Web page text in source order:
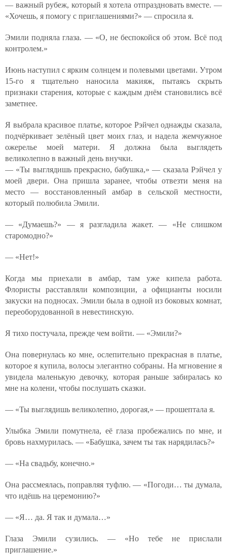
— важный рубеж, который я хотела отпраздновать вместе. —
«Хочешь, я помогу с приглашениями?» — спросила я.
Эмили подняла глаза. — «О, не беспокойся об этом. Всё под
контролем.»
Июнь наступил с ярким солнцем и полевыми цветами. Утром
15-го я тщательно наносила макияж, пытаясь скрыть
признаки старения, которые с каждым днём становились всё
заметнее.
Я выбрала красивое платье, которое Рэйчел однажды сказала,
подчёркивает зелёный цвет моих глаз, и надела жемчужное
ожерелье моей матери. Я должна была выглядеть
великолепно в важный день внучки.
— «Ты выглядишь прекрасно, бабушка,» — сказала Рэйчел у
моей двери. Она пришла заранее, чтобы отвезти меня на
место — восстановленный амбар в сельской местности,
который полюбила Эмили.
— «Думаешь?» — я разгладила жакет. — «Не слишком
старомодно?»
— «Нет!»
Когда мы приехали в амбар, там уже кипела работа.
Флористы расставляли композиции, а официанты носили
закуски на подносах. Эмили была в одной из боковых комнат,
переоборудованной в невестинскую.
Я тихо постучала, прежде чем войти. — «Эмили?»
Она повернулась ко мне, ослепительно прекрасная в платье,
которое я купила, волосы элегантно собраны. На мгновение я
увидела маленькую девочку, которая раньше забиралась ко
мне на колени, чтобы послушать сказки.
— «Ты выглядишь великолепно, дорогая,» — прошептала я.
Улыбка Эмили помутнела, её глаза пробежались по мне, и
бровь нахмурилась. — «Бабушка, зачем ты так нарядилась?»
— «На свадьбу, конечно.»
Она рассмеялась, поправляя туфлю. — «Погоди… ты думала,
что идёшь на церемонию?»
— «Я… да. Я так и думала…»
Глаза Эмили сузились. — «Но тебе не прислали
приглашение.»